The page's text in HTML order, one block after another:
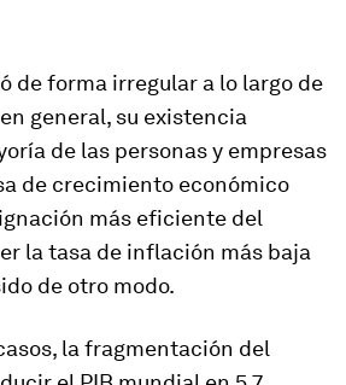
de forma irregular a lo largo de
general, su existencia
de las personas y empresas
de crecimiento económico
más eficiente del
la tasa de inflación más baja
de otro modo.
la fragmentación del